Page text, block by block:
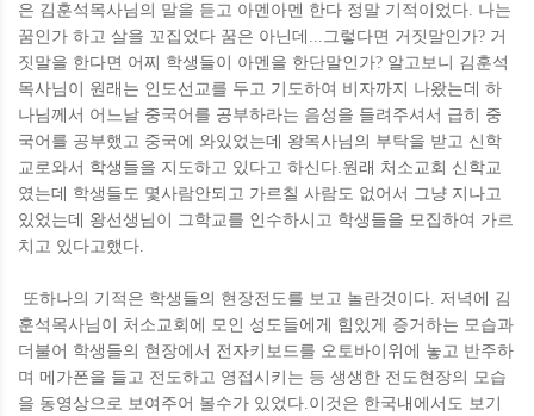
은 김훈석목사님의 말을 듣고 아멘아멘 한다 정말 기적이었다. 나는
꿈인가 하고 살을 꼬집었다 꿈은 아닌데...그렇다면 거짓말인가? 거
짓말을 한다면 어찌 학생들이 아멘을 한단말인가? 알고보니 김훈석
목사님이 원래는 인도선교를 두고 기도하여 비자까지 나왔는데 하
나님께서 어느날 중국어를 공부하라는 음성을 들려주셔서 급히 중
국어를 공부했고 중국에 와있었는데 왕목사님의 부탁을 받고 신학
교로와서 학생들을 지도하고 있다고 하신다.원래 처소교회 신학교
였는데 학생들도 몇사람안되고 가르칠 사람도 없어서 그냥 지나고
있었는데 왕선생님이 그학교를 인수하시고 학생들을 모집하여 가르
치고 있다고했다.
또하나의 기적은 학생들의 현장전도를 보고 놀란것이다. 저녁에 김
훈석목사님이 처소교회에 모인 성도들에게 힘있게 증거하는 모습과
더불어 학생들의 현장에서 전자키보드를 오토바이위에 놓고 반주하
며 메가폰을 들고 전도하고 영접시키는 등 생생한 전도현장의 모습
을 동영상으로 보여주어 볼수가 있었다.이것은 한국내에서도 보기